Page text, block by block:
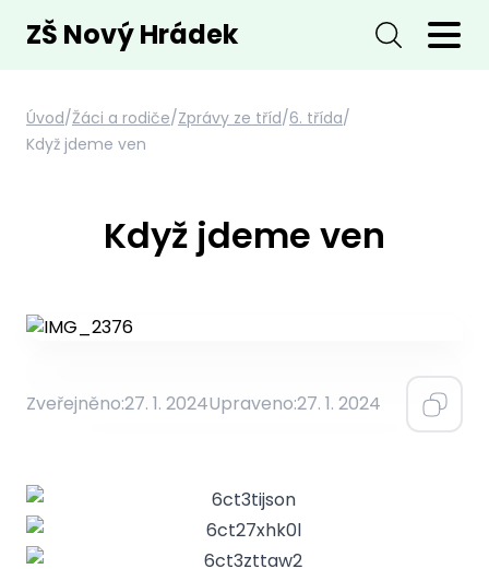
ZŠ Nový Hrádek
Úvod/Žáci a rodiče/Zprávy ze tříd/6. třída/
Když jdeme ven
Když jdeme ven
Zveřejněno:27. 1. 2024Upraveno:27. 1. 2024